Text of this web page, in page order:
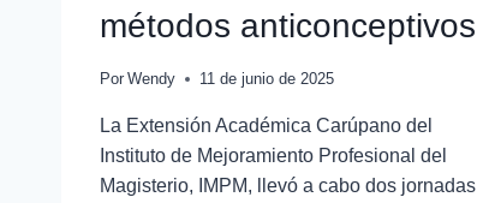
métodos anticonceptivos
Por Wendy 11 de junio de 2025
La Extensión Académica Carúpano del
Instituto de Mejoramiento Profesional del
Magisterio, IMPM, llevó a cabo dos jornadas